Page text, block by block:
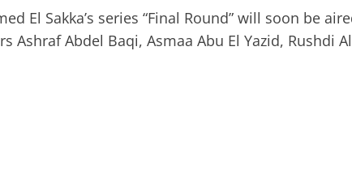
El Sakka’s series “Final Round” will soon be
Ashraf Abdel Baqi, Asmaa Abu El Yazid, Rushdi